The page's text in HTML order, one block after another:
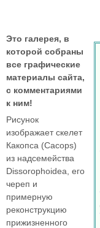
Это галерея, в
которой собраны
все графические
материалы сайта,
с комментариями
к ним!
Рисунок
изображает скелет
Какопса (Сacops)
из надсемейства
Dissorophoidea, его
череп и
примерную
реконструкцию
прижизненного